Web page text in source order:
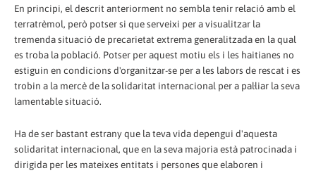
En principi, el descrit anteriorment no sembla tenir relació amb el
terratrèmol, però potser si que serveixi per a visualitzar la
tremenda situació de precarietat extrema generalitzada en la qual
es troba la població. Potser per aquest motiu els i les haitianes no
estiguin en condicions d'organitzar-se per a les labors de rescat i es
trobin a la mercè de la solidaritat internacional per a pal·liar la seva
lamentable situació.
Ha de ser bastant estrany que la teva vida depengui d'aquesta
solidaritat internacional, que en la seva majoria està patrocinada i
dirigida per les mateixes entitats i persones que elaboren i